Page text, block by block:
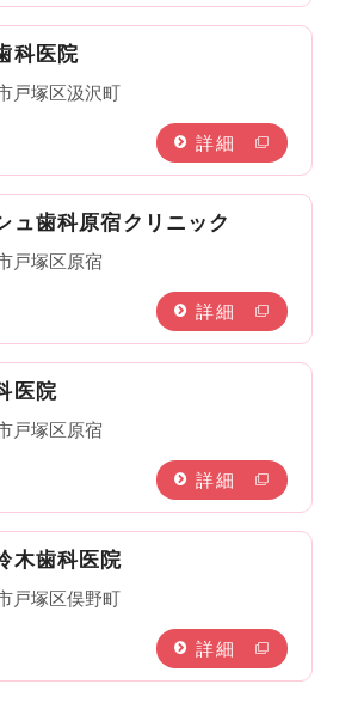
科医院
戸塚区汲沢町
詳細
ュ歯科原宿クリニック
戸塚区原宿
詳細
医院
戸塚区原宿
詳細
木歯科医院
戸塚区俣野町
詳細